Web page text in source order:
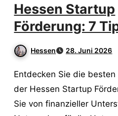
Hessen Startup
Förderung: 7
deinen Erfolg!
Hessen 28. Juni 2026
Entdecken Sie die besten Möglichkeiten
der Hessen Startup
Sie von finanzieller